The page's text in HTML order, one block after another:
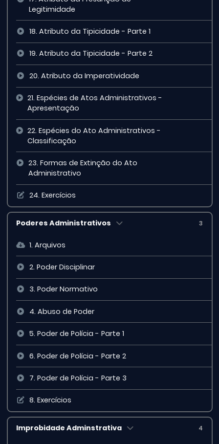
Legitimidade
18. Atributo da Tipicidade - Parte 1
19. Atributo da Tipicidade - Parte 2
20. Atributo da Imperatividade
21. Espécies de Atos Administrativos -
Apresentação
22. Espécies do Ato Administrativos -
Classificação
23. Formas de Extinção do Ato
Administrativo
24. Exercícios
Poderes Administrativos 3
1. Arquivos
2. Poder Disciplinar
3. Poder Normativo
4. Abuso de Poder
5. Poder de Polícia - Parte 1
6. Poder de Polícia - Parte 2
7. Poder de Polícia - Parte 3
8. Exercícios
Improbidade Adminstrativa 4